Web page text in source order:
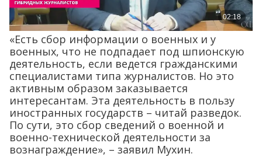
«Есть сбор информации о военных и у
военных, что не подпадает под шпионскую
деятельность, если ведется гражданскими
специалистами типа журналистов. Но это
активным образом заказывается
интересантам. Эта деятельность в пользу
иностранных государств – читай разведок.
По сути, это сбор сведений о военной и
военно-технической деятельности за
вознаграждение», – заявил Мухин.